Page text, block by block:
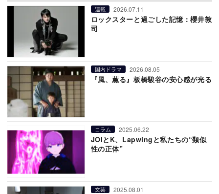
連載 2026.07.11
ロックスターと過ごした記憶：櫻井敦
司
国内ドラマ 2026.08.05
『風、薫る』板橋駿谷の安心感が光る
コラム 2025.06.22
JOIとK、Lapwingと私たちの“類似
性の正体”
文芸 2025.08.01